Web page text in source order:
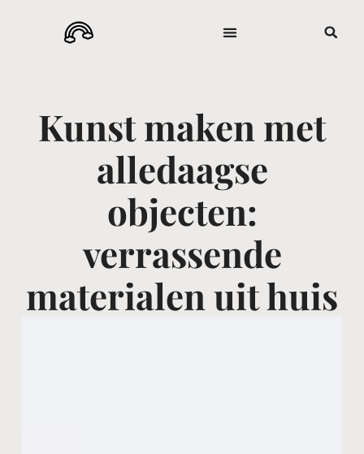
Kunst maken met
alledaagse
objecten:
verrassende
materialen uit huis